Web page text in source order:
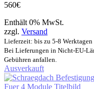
560€
Enthält 0% MwSt.
zzgl. Versand
Lieferzeit: bis zu 5-8 Werktagen
Bei Lieferungen in Nicht-EU-
Gebühren anfallen.
Ausverkauft